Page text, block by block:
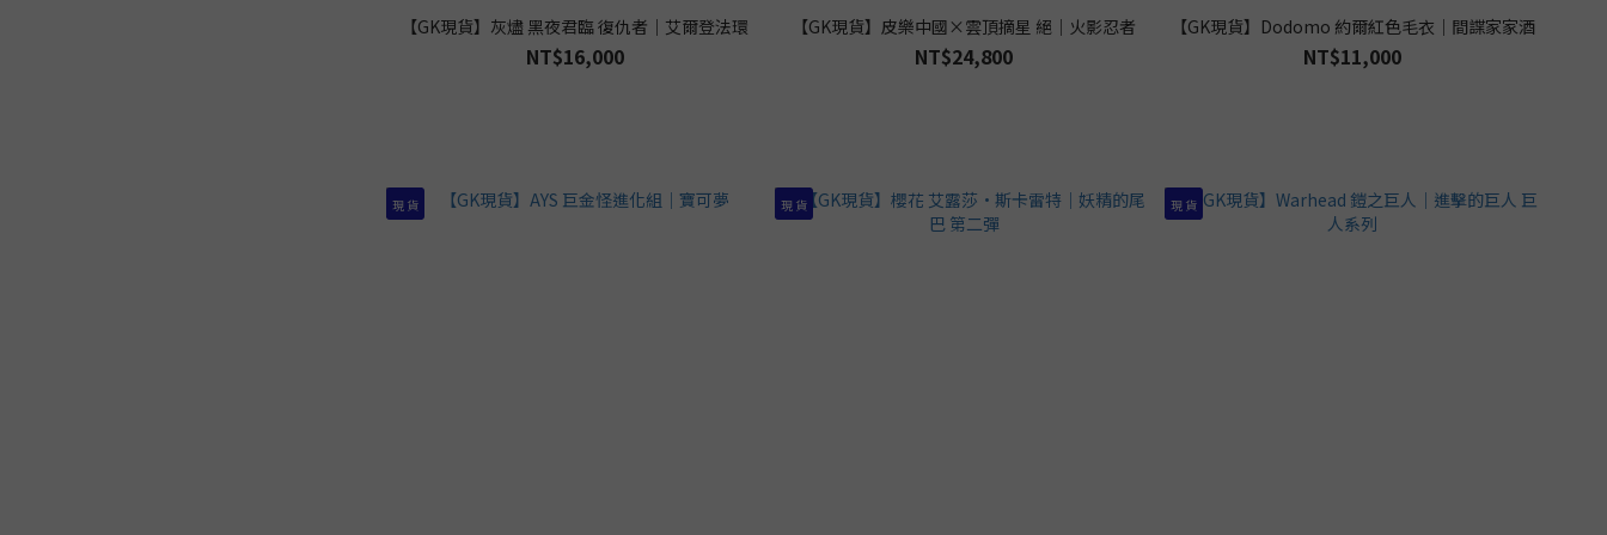
【GK現貨】灰燼 黑夜君臨 復仇者｜艾爾登法環
NT$16,000
【GK現貨】皮樂中國×雲頂摘星 絕｜火影忍者
NT$24,800
【GK現貨】Dodomo 約爾紅色毛衣｜間諜家家酒
NT$11,000
現 貨 現 貨 現 貨